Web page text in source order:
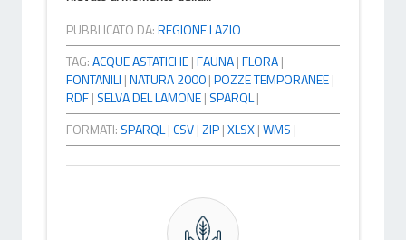
PUBBLICATO DA:REGIONE LAZIO
TAG:ACQUE ASTATICHE|FAUNA|FLORA|
FONTANILI |NATURA 2000|POZZE TEMPORANEE|
RDF| SELVA DEL LAMONE| SPARQL|
FORMATI: SPARQL|CSV|ZIP|XLSX|WMS |